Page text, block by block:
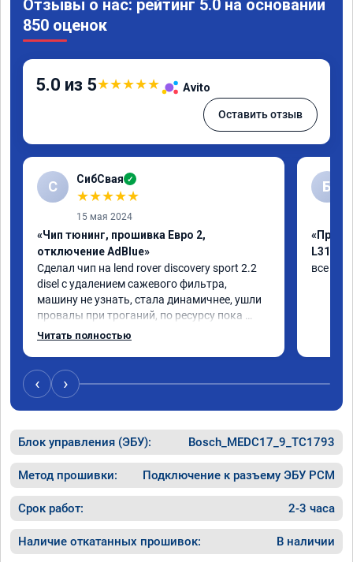
Отзывы о нас: рейтинг 5.0 на основании
850 оценок
5.0 из 5★★★★★ Avito
Оставить отзыв
С СибСвая ✓
★★★★★
15 мая 2024
«Чип тюнинг, прошивка Евро 2,
отключение AdBlue»
Сделал чип на lend rover discovery sport 2.2
disel с удалением сажевого фильтра,
машину не узнать, стала динамичнее, ушли
провалы при троганий, по ресурсу пока
незнаю, время покажет, короче
Читать полностью
Б
L319»
все
‹ ›
Блок управления (ЭБУ): Bosch_MEDC17_9_TC1793
Метод прошивки: Подключение к разъему ЭБУ PCM
Срок работ: 2-3 часа
Наличие откатанных прошивок: В наличии